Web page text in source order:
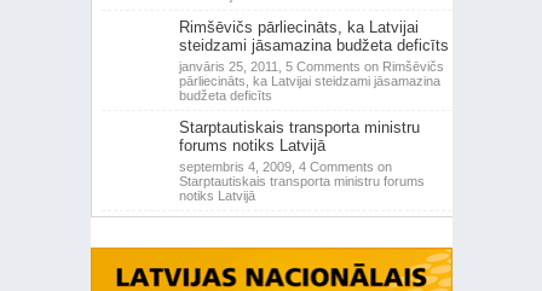
Rimšēvičs pārliecināts, ka Latvijai
steidzami jāsamazina budžeta deficīts
janvāris 25, 2011, 5 Comments on Rimšēvičs
pārliecināts, ka Latvijai steidzami jāsamazina
budžeta deficīts
Starptautiskais transporta ministru
forums notiks Latvijā
septembris 4, 2009, 4 Comments on
Starptautiskais transporta ministru forums
notiks Latvijā